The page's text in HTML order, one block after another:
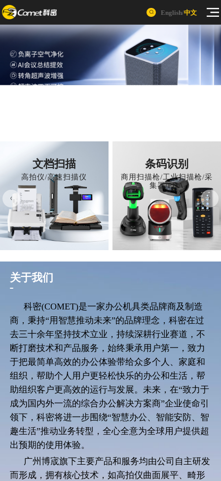
English/中文
屏蔽/干扰
信号屏蔽器/防录
音屏蔽器
户外装备
高清可视探鱼
文档扫描
高拍仪/高速扫描仪
条码识别
商用扫描枪/工业扫描枪/采
集器/PDA
关于我们
科密(COMET)是一家办公机具类品牌商及制造
商，秉持“用智慧推动未来”的品牌理念，科密在过
去三十余年坚持技术立业，持续深耕行业赛道，不
断打磨技术和产品服务，始终秉承用 户第一，致力
于把最简单高效的办公体验带给众多个人、家庭和
组织，帮助个人用户更轻松快乐的办公和生活，帮
助组织客户更高效的运行与发展。未来，在“致力于
成为国内外一流的综合办公解决方案商”企业使命引
领下，科密将进一步围绕“智慧办公、智能安防、智
趣生活”推动业务转型，全心全意为全球用户提供超
出预期的使用体验。
广州博宬旗下主要产品和服务均由公司自主研发
而形成，拥有核心技术，如高拍仪曲面展平、畸形